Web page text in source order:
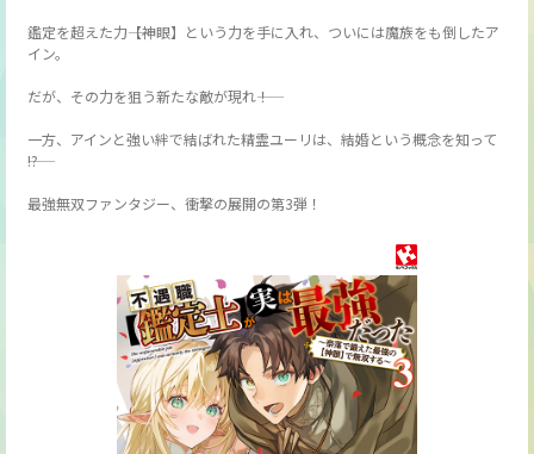
鑑定を超えた力――【神眼】という力を手に入れ、ついには魔族をも倒したア
イン。
だが、その力を狙う新たな敵が現れ――！
一方、アインと強い絆で結ばれた精霊ユーリは、結婚という概念を知って
――!?
最強無双ファンタジー、衝撃の展開の第3弾！